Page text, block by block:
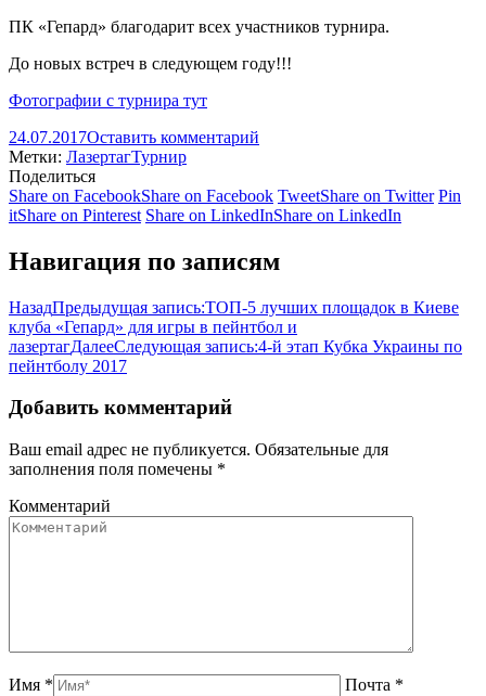
ПК «Гепард» благодарит всех участников турнира.
До новых встреч в следующем году!!!
Фотографии с турнира тут
24.07.2017Оставить комментарий
Метки: ЛазертагТурнир
Поделиться
Share on FacebookShare on Facebook TweetShare on Twitter Pin
itShare on Pinterest Share on LinkedInShare on LinkedIn
Навигация по записям
НазадПредыдущая запись:ТОП-5 лучших площадок в Киеве
клуба «Гепард» для игры в пейнтбол и
лазертагДалееСледующая запись:4-й этап Кубка Украины по
пейнтболу 2017
Добавить комментарий
Ваш email адрес не публикуется. Обязательные для
заполнения поля помечены *
Комментарий
Имя * Почта *